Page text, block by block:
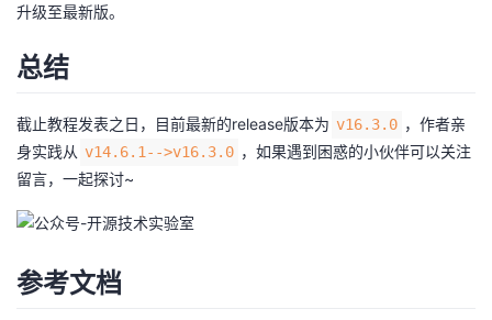
升级至最新版。
总结
截止教程发表之日，目前最新的release版本为 v16.3.0 ，作者亲
身实践从 v14.6.1-->v16.3.0 ，如果遇到困惑的小伙伴可以关注
留言，一起探讨~
参考文档